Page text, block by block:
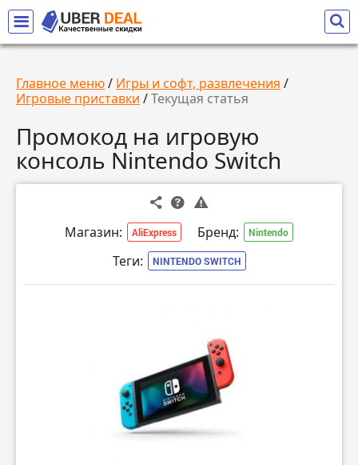
Главное меню/ Игры и софт, развлечения /
Игровые приставки /Текущая статья
Промокод на игровую
консоль Nintendo Switch
Магазин: AliExpress Бренд: Nintendo
Теги: NINTENDO SWITCH